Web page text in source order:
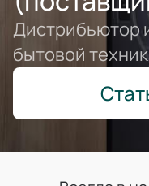
Дистрибьютор
бытовой